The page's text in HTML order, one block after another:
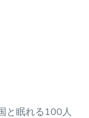
と眠れる100人